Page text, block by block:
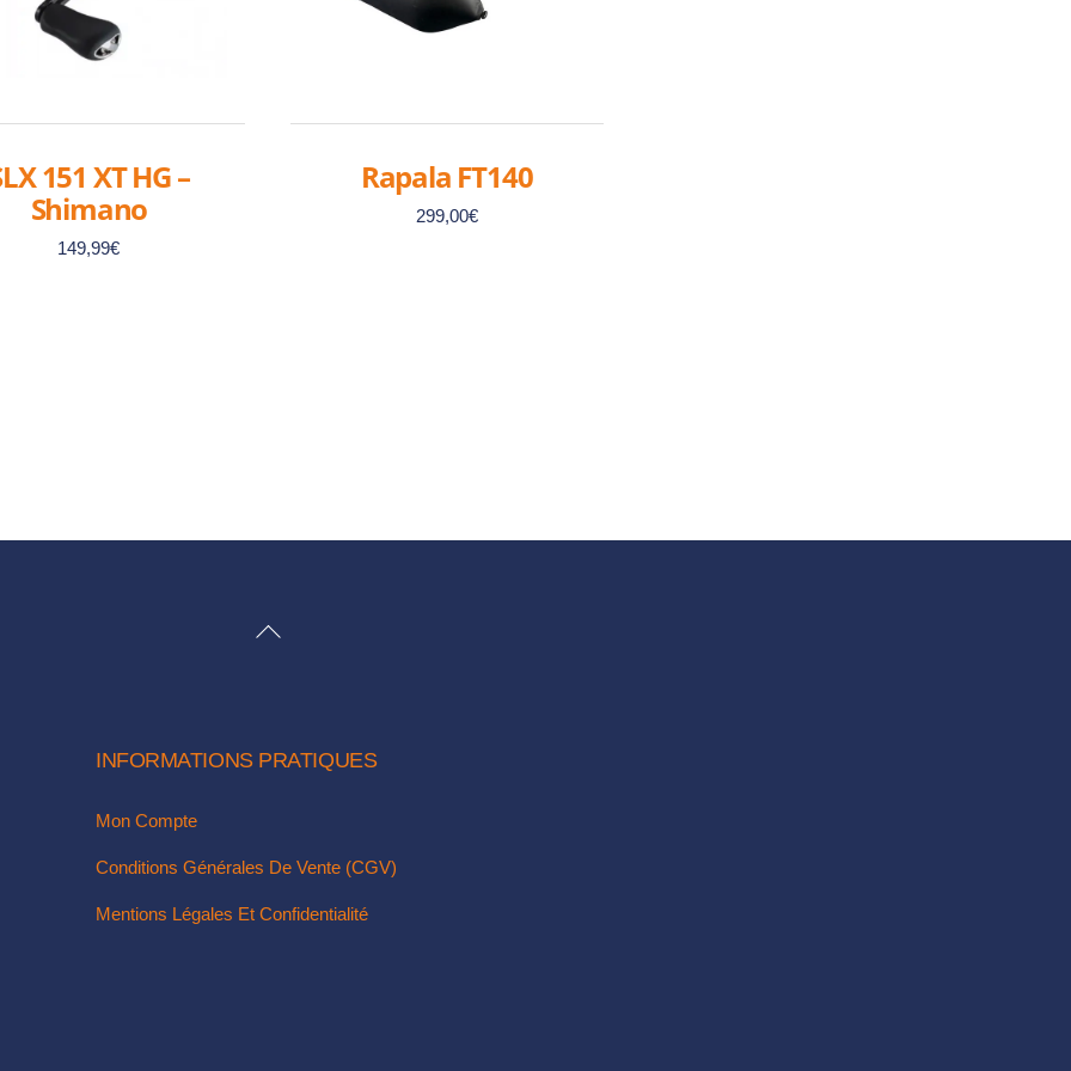
151 XT HG –
Shimano
149,99€
Rapala FT140
299,00€
BACK
INFORMATIONS PRATIQUES
Mon Compte
Conditions Générales De Vente (CGV)
Mentions Légales Et Confidentialité